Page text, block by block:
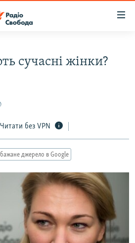
сучасні жінки?
Читати без VPN
джерело в Google